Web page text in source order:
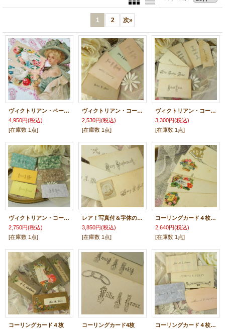
1 2 次»
ヴィクトリアン・ペーパー３枚セット （コーリングカード３枚・クロモス１枚）
4,950円(税込)
[在庫数 1点]
ヴィクトリアン・コーリングカード5枚
2,530円(税込)
[在庫数 1点]
ヴィクトリアン・コーリングカード6枚
3,300円(税込)
[在庫数 1点]
ヴィクトリアン・コーリングカード6枚
2,750円(税込)
[在庫数 1点]
レア！写真付＆字体の綺麗なコーリングカード４枚
3,850円(税込)
[在庫数 1点]
コーリングカード４枚、綺麗なクロモス飾り♪
2,640円(税込)
[在庫数 1点]
コーリングカード４枚
コーリングカード4枚
コーリングカード４枚、スクール関係